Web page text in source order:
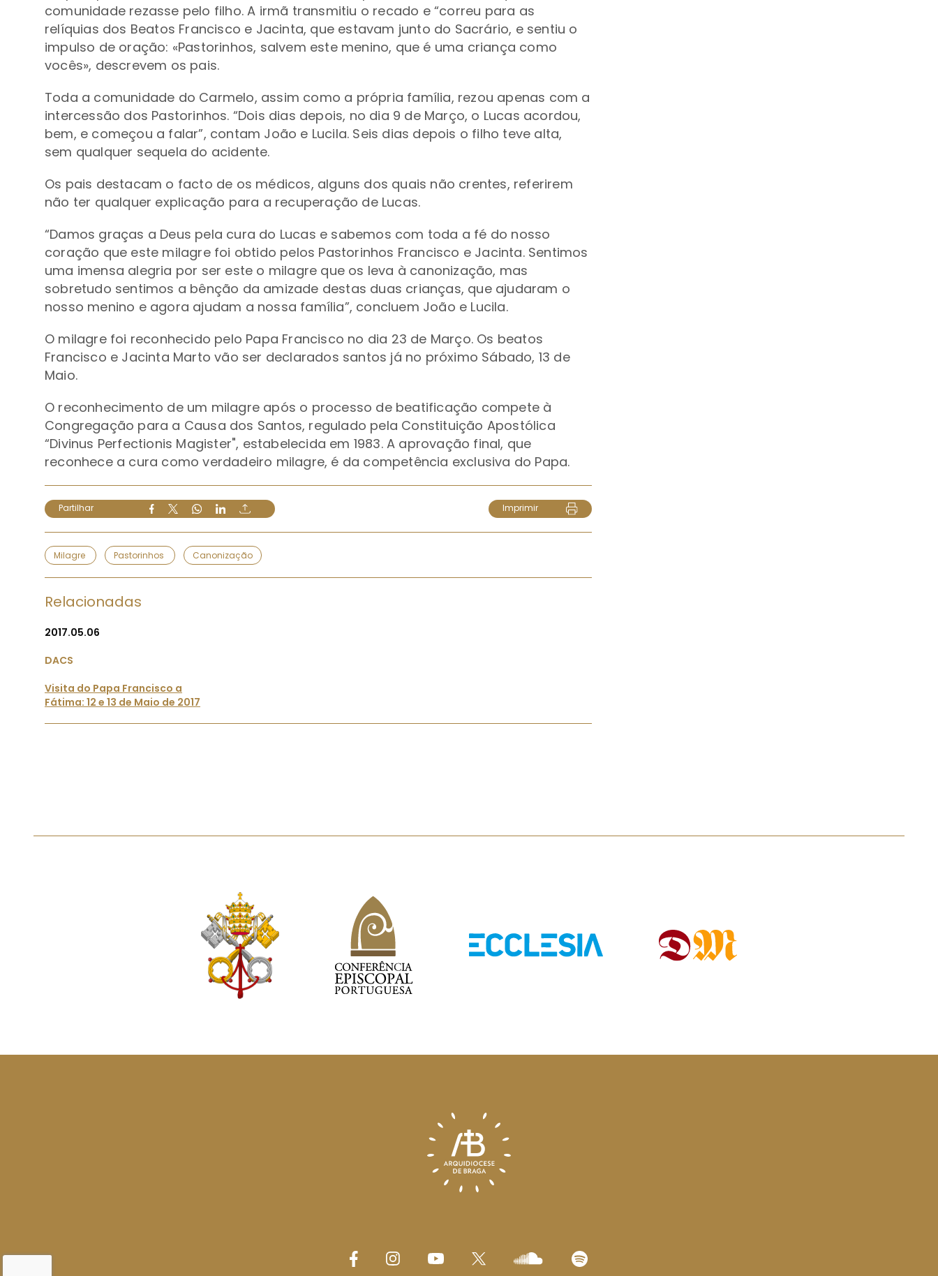
comunidade rezasse pelo filho. A irmã transmitiu o recado e “correu para as
relíquias dos Beatos Francisco e Jacinta, que estavam junto do Sacrário, e sentiu o
impulso de oração: «Pastorinhos, salvem este menino, que é uma criança como
vocês», descrevem os pais.
Toda a comunidade do Carmelo, assim como a própria família, rezou apenas com a
intercessão dos Pastorinhos. “Dois dias depois, no dia 9 de Março, o Lucas acordou,
bem, e começou a falar”, contam João e Lucila. Seis dias depois o filho teve alta,
sem qualquer sequela do acidente.
Os pais destacam o facto de os médicos, alguns dos quais não crentes, referirem
não ter qualquer explicação para a recuperação de Lucas.
“Damos graças a Deus pela cura do Lucas e sabemos com toda a fé do nosso
coração que este milagre foi obtido pelos Pastorinhos Francisco e Jacinta. Sentimos
uma imensa alegria por ser este o milagre que os leva à canonização, mas
sobretudo sentimos a bênção da amizade destas duas crianças, que ajudaram o
nosso menino e agora ajudam a nossa família”, concluem João e Lucila.
O milagre foi reconhecido pelo Papa Francisco no dia 23 de Março. Os beatos
Francisco e Jacinta Marto vão ser declarados santos já no próximo Sábado, 13 de
Maio.
O reconhecimento de um milagre após o processo de beatificação compete à
Congregação para a Causa dos Santos, regulado pela Constituição Apostólica
“Divinus Perfectionis Magister", estabelecida em 1983. A aprovação final, que
reconhece a cura como verdadeiro milagre, é da competência exclusiva do Papa.
Partilhar Imprimir
Milagre Pastorinhos Canonização
Relacionadas
2017.05.06
DACS
Visita do Papa Francisco a
Fátima: 12 e 13 de Maio de 2017